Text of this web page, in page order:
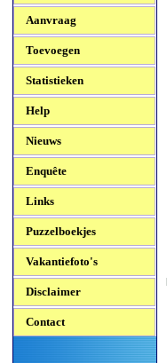
Aanvraag
Toevoegen
Statistieken
Help
Nieuws
Enquête
Links
Puzzelboekjes
Vakantiefoto's
Disclaimer
Contact